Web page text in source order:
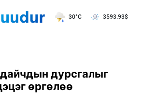
30°C 3593.93$
дурсгалыг
өргөлөө